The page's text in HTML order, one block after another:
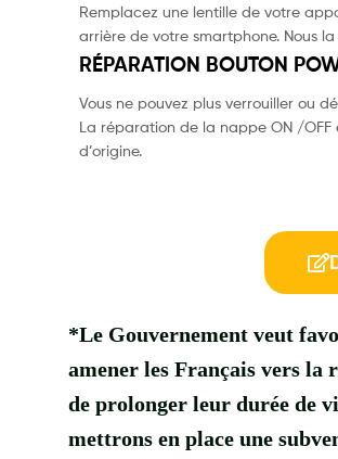
Remplacez une lentille de votre
arrière de votre smartphone. Nous
RÉPARATION BOUTON
Vous ne pouvez plus verrouiller ou
La réparation de la nappe ON /OFF
d’origine.
*Le Gouvernement veut
amener les Français vers la
de prolonger leur durée de
mettrons en place une